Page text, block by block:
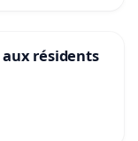
résidents